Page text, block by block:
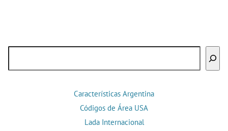
Características Argentina
Códigos de Área USA
Lada Internacional